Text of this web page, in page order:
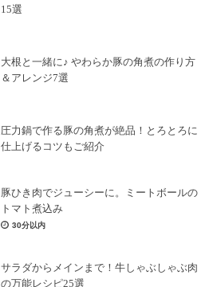
15選
大根と一緒に♪ やわらか豚の角煮の作り方
＆アレンジ7選
圧力鍋で作る豚の角煮が絶品！とろとろに
仕上げるコツもご紹介
豚ひき肉でジューシーに。ミートボールの
トマト煮込み
30分以内
サラダからメインまで！牛しゃぶしゃぶ肉
の万能レシピ25選